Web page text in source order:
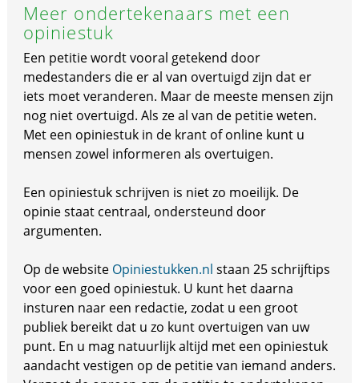
Meer ondertekenaars met een
opiniestuk
Een petitie wordt vooral getekend door
medestanders die er al van overtuigd zijn dat er
iets moet veranderen. Maar de meeste mensen zijn
nog niet overtuigd. Als ze al van de petitie weten.
Met een opiniestuk in de krant of online kunt u
mensen zowel informeren als overtuigen.
Een opiniestuk schrijven is niet zo moeilijk. De
opinie staat centraal, ondersteund door
argumenten.
Op de website Opiniestukken.nl staan 25 schrijftips
voor een goed opiniestuk. U kunt het daarna
insturen naar een redactie, zodat u een groot
publiek bereikt dat u zo kunt overtuigen van uw
punt. En u mag natuurlijk altijd met een opiniestuk
aandacht vestigen op de petitie van iemand anders.